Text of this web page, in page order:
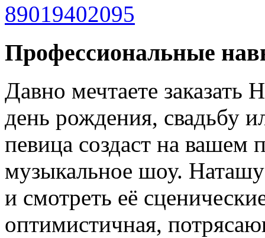
89019402095
Профессиональные
Давно мечтаете заказать
день рождения, свадьбу
певица создаст на вашем
музыкальное шоу.
и смотреть её
оптимистичная,